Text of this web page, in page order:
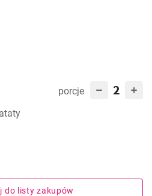
porcje 2
do listy zakupów